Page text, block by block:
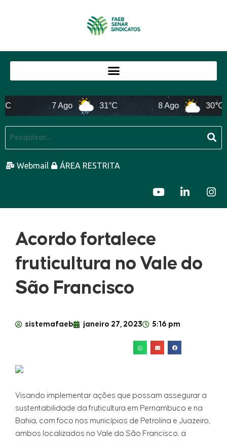
7 Ago 31°C 8 Ago 30°C
Webmail ÁREA RESTRITA
Acordo fortalece
fruticultura no Vale do
São Francisco
sistemafaeb janeiro 27, 2023 5:16 pm
Visando implementar ações que possam assegurar a
sustentabilidade da fruticultura em Pernambuco e na
Bahia, com foco nos municípios de Petrolina e Juazeiro,
ambos localizados no Vale do São Francisco, a